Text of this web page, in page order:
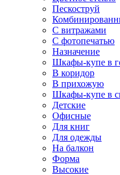
Пескоструй
С витражами
С фотопечатью
Назначение
Шкафы-купе в
В коридор
В прихожую
Шкафы-купе в
Детские
Офисные
Для книг
Для одежды
На балкон
Форма
Высокие